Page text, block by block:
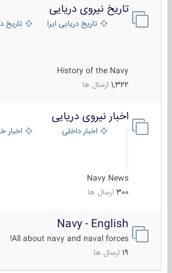
تاریخ نیروی دریایی
تاریخ دریایی ایران تاریخ
History of the Navy
1,322 ارسال ها
اخبار نیروی دریایی
اخبار داخلی اخبار
Navy News
300 ارسال ها
Navy - English
All about navy and naval forces!
ارسال ها